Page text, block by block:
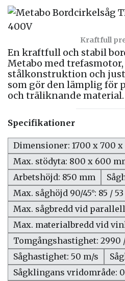
Kraftfull
En kraftfull och stabil
Metabo med
stålkonstruktion och
som gör den lämplig för
och träliknande material.
Specifikationer
Dimensioner: 1700 x 700
Max. stödyta: 800 x 600
Arbetshöjd: 850 mm
Max. såghöjd 90/45°: 85 /
Max. sågbredd vid
Max. materialbredd vid
Tomgångshastighet: 2990
Såghastighet: 50 m/s
Sågklingans vridområde: